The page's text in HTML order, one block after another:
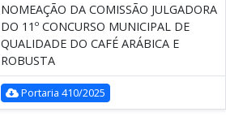
NOMEAÇÃO DA COMISSÃO JULGADORA
DO 11º CONCURSO MUNICIPAL DE
QUALIDADE DO CAFÉ ARÁBICA E
ROBUSTA
Portaria 410/2025